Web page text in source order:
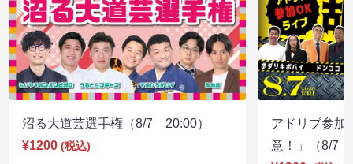
沼る大道芸選手権（8/7 20:00）
¥1200 (税込)
アドリブ参加
意！」（8/7